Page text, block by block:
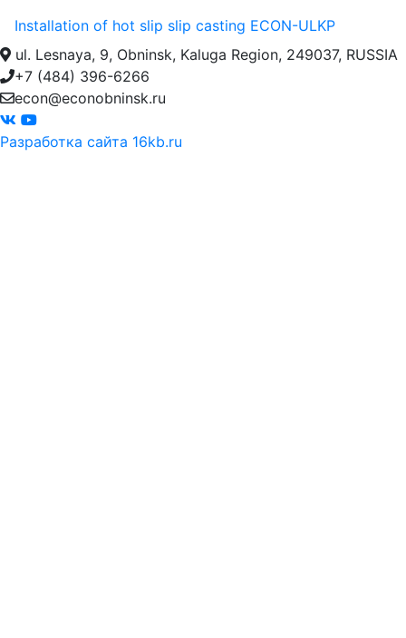
Installation of hot slip slip casting EСON-ULKP
ul. Lesnaya, 9, Obninsk, Kaluga Region, 249037, RUSSIA
+7 (484) 396-6266
econ@econobninsk.ru
Разработка сайта 16kb.ru